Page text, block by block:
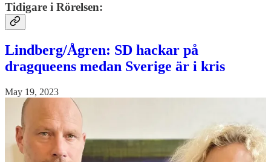
Tidigare i Rörelsen:
Lindberg/Ågren: SD hackar på
dragqueens medan Sverige är i kris
May 19, 2023